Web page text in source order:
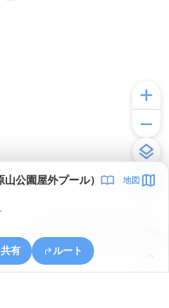
公園屋外プール） 地図
共有 ルート
１６